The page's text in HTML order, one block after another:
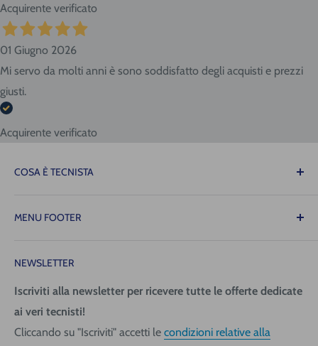
Acquirente verificato
01 Giugno 2026
Mi servo da molti anni è sono soddisfatto degli acquisti e prezzi
giusti.
Acquirente verificato
COSA È TECNISTA
attrezzature necessarie per il tuo lavoro saranno sempre
operare con precisione, fluidità e senza intoppi!
MENU FOOTER
Spedizione (costi e tempi)
Pagamenti
Richiedi fattura
Informativa Privacy
NEWSLETTER
Iscriviti alla newsletter per ricevere tutte le offerte dedicate
ai veri tecnisti!
Cliccando su "Iscriviti" accetti le condizioni relative alla